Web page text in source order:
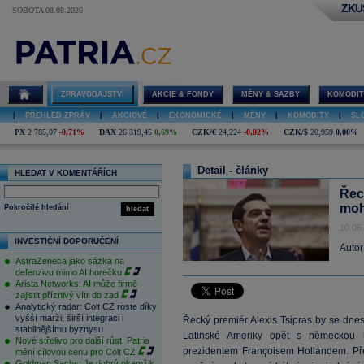
SOBOTA 08.08.2026
ZPRAVODAJSTVÍ AKCIE & FONDY MĚNY & SAZBY
PŘEHLED ZPRÁV AKCIOVÉ EKONOMICKÉ MĚNY KOMODITY
PX 2 785,07 -0,71% DAX 26 319,45 0,69% CZK/€ 24,224 -0,02% CZK/$ 20,959 0,00%
HLEDAT V KOMENTÁŘÍCH
hledat
Pokročilé hledání
INVESTIČNÍ DOPORUČENÍ
AstraZeneca jako sázka na
defenzivu mimo AI horečku
Arista Networks: AI může firmě
zajistit příznivý vítr do zad
Analytický radar: Colt CZ roste díky
vyšší marži, širší integraci i
stabilnějšímu byznysu
Nové střelivo pro další růst. Patria
mění cílovou cenu pro Colt CZ
Detail - články
Řecký premiér Alexis Tsipras by se
Latinské Ameriky opět s německou
prezidentem Françoisem Hollandem.